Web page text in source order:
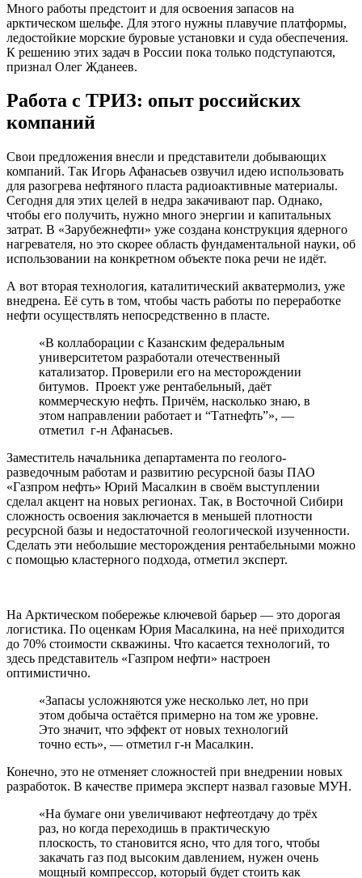
Много работы предстоит и для освоения запасов на
арктическом шельфе. Для этого нужны плавучие платформы,
ледостойкие морские буровые установки и суда обеспечения.
К решению этих задач в России пока только подступаются,
признал Олег Жданеев.
Работа с ТРИЗ: опыт российских
компаний
Свои предложения внесли и представители добывающих
компаний. Так Игорь Афанасьев озвучил идею использовать
для разогрева нефтяного пласта радиоактивные материалы.
Сегодня для этих целей в недра закачивают пар. Однако,
чтобы его получить, нужно много энергии и капитальных
затрат. В «Зарубежнефти» уже создана конструкция ядерного
нагревателя, но это скорее область фундаментальной науки, об
использовании на конкретном объекте пока речи не идёт.
А вот вторая технология, каталитический акватермолиз, уже
внедрена. Её суть в том, чтобы часть работы по переработке
нефти осуществлять непосредственно в пласте.
«В коллаборации с Казанским федеральным
университетом разработали отечественный
катализатор. Проверили его на месторождении
битумов. Проект уже рентабельный, даёт
коммерческую нефть. Причём, насколько знаю, в
этом направлении работает и “Татнефть”», —
отметил г-н Афанасьев.
Заместитель начальника департамента по геолого-
разведочным работам и развитию ресурсной базы ПАО
«Газпром нефть» Юрий Масалкин в своём выступлении
сделал акцент на новых регионах. Так, в Восточной Сибири
сложность освоения заключается в меньшей плотности
ресурсной базы и недостаточной геологической изученности.
Сделать эти небольшие месторождения рентабельными можно
с помощью кластерного подхода, отметил эксперт.
На Арктическом побережье ключевой барьер — это дорогая
логистика. По оценкам Юрия Масалкина, на неё приходится
до 70% стоимости скважины. Что касается технологий, то
здесь представитель «Газпром нефти» настроен
оптимистично.
«Запасы усложняются уже несколько лет, но при
этом добыча остаётся примерно на том же уровне.
Это значит, что эффект от новых технологий
точно есть», — отметил г-н Масалкин.
Конечно, это не отменяет сложностей при внедрении новых
разработок. В качестве примера эксперт назвал газовые МУН.
«На бумаге они увеличивают нефтеотдачу до трёх
раз, но когда переходишь в практическую
плоскость, то становится ясно, что для того, чтобы
закачать газ под высоким давлением, нужен очень
мощный компрессор, который будет стоить как